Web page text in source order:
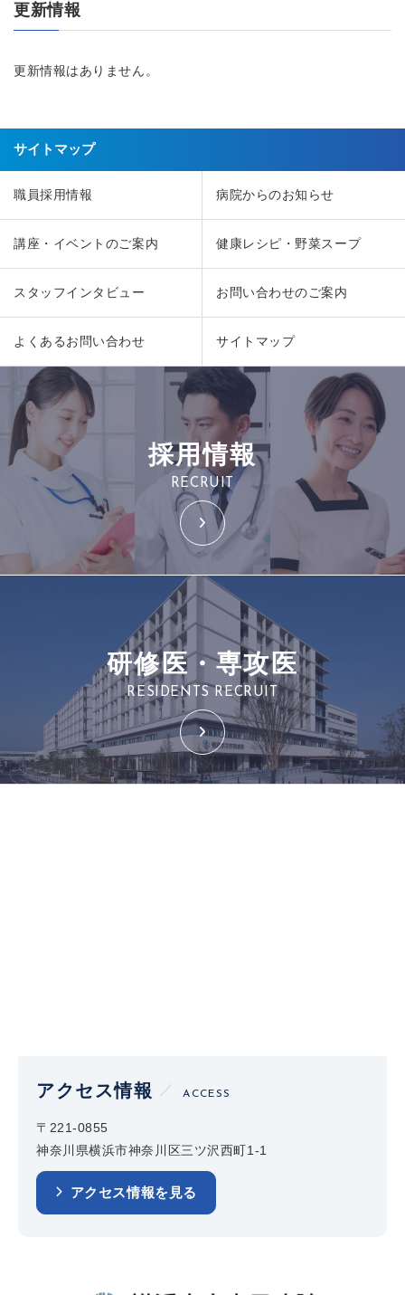
更新情報
更新情報はありません。
サイトマップ
職員採用情報 病院からのお知らせ
講座・イベントのご案内 健康レシピ・野菜スープ
スタッフインタビュー お問い合わせのご案内
よくあるお問い合わせ サイトマップ
採用情報
RECRUIT
研修医・専攻医
RESIDENTS RECRUIT
アクセス情報 ACCESS
〒221-0855
神奈川県横浜市神奈川区三ツ沢西町1-1
アクセス情報を見る